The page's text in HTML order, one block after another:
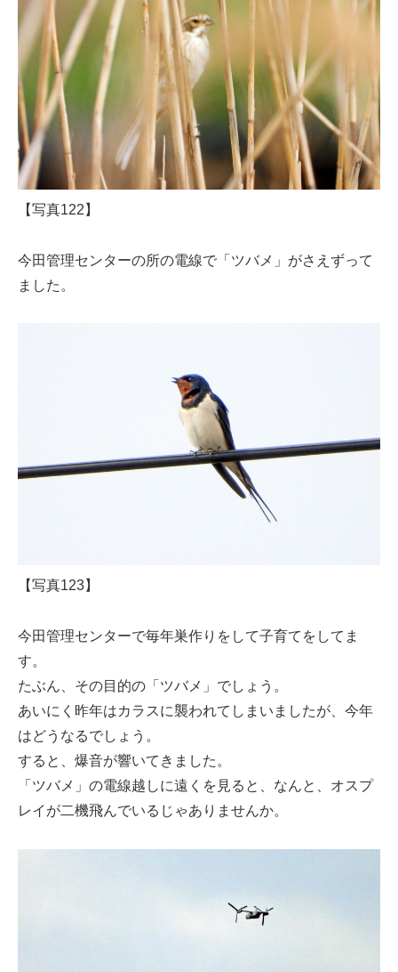
【写真122】
今田管理センターの所の電線で「ツバメ」がさえずって
ました。
【写真123】
今田管理センターで毎年巣作りをして子育てをしてま
す。
たぶん、その目的の「ツバメ」でしょう。
あいにく昨年はカラスに襲われてしまいましたが、今年
はどうなるでしょう。
すると、爆音が響いてきました。
「ツバメ」の電線越しに遠くを見ると、なんと、オスプ
レイが二機飛んでいるじゃありませんか。